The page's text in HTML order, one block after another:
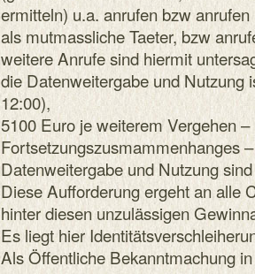
ermitteln) u.a. anrufen bzw anrufen
als mutmassliche Taeter, bzw
weitere Anrufe sind hiermit
die Datenweitergabe und Nutzung
12:00),
5100 Euro je weiterem Vergehen
Fortsetzungszusmammenhanges
Datenweitergabe und Nutzung
Diese Aufforderung ergeht an alle
hinter diesen unzulässigen
Es liegt hier
Als Öffentliche Bekanntmachung